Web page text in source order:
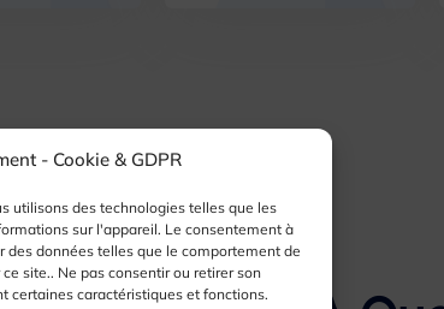
- Cookie & GDPR
utilisons des technologies telles que les
sur l'appareil. Le consentement à
données telles que le comportement de
site.. Ne pas consentir ou retirer son
certaines caractéristiques et fonctions.